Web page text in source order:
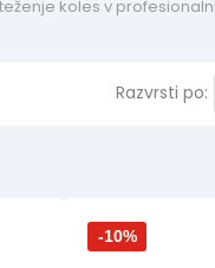
koles v
Razvrsti po:
-10%